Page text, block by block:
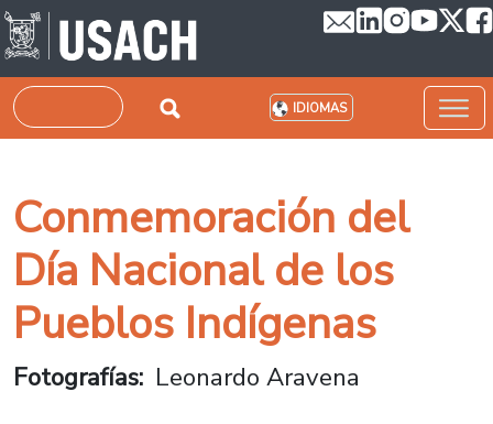
Pasar al contenido principal
Buscar IDIOMAS
Conmemoración del
Día Nacional de los
Pueblos Indígenas
Fotografías Leonardo Aravena